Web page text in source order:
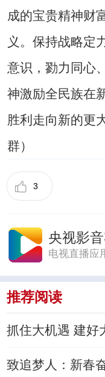
成的宝贵精神财
义。保持战略定
意识，勠力同心
神激励全民族在
胜利走向新的更
群）
3
央视影
电视直播应
推荐阅读
抓住大机遇 建好
致追梦人：新春